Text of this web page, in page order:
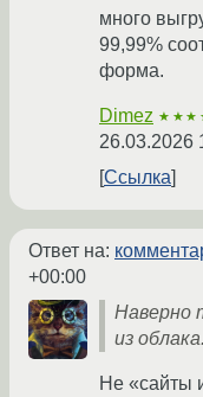
много
99,99%
форма.
Dimez
26.03.2026
Ссылка
Ответ на:
+00:00
Наверно
из облака.
Не «сайты